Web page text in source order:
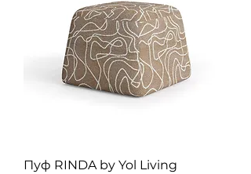
Пуф RINDA by Yol Living